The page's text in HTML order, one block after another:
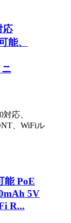
応
能、
能 PoE
5V
R...